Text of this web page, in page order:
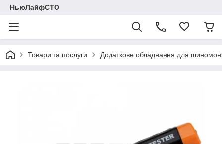
НьюЛайфСТО
Товари та послуги Додаткове обладнання для